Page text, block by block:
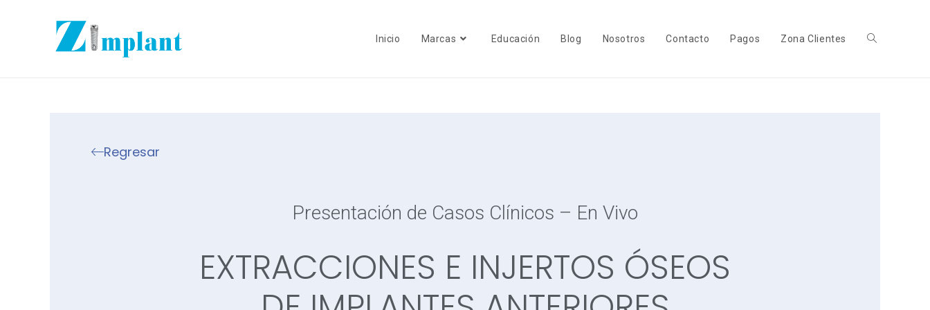
Inicio Marcas Educación Blog Nosotros Contacto Pagos Zona Clientes
Regresar
Presentación de Casos Clínicos – En Vivo
EXTRACCIONES E INJERTOS ÓSEOS